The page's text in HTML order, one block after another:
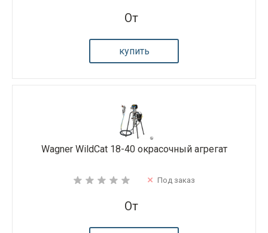
От
купить
Wagner WildCat 18-40 окрасочный агрегат
Под заказ
От